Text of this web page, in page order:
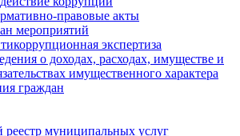
правовые акты
мероприятий
экспертиза
о доходах, расходах, имуществе и
имущественного характера
граждан
муниципальных услуг